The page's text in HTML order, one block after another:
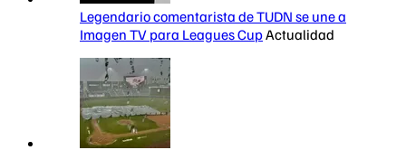
Legendario comentarista de TUDN se une a
Imagen TV para Leagues CupActualidad